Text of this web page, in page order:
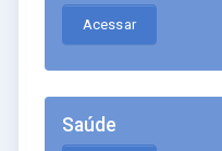
Acessar
Saúde